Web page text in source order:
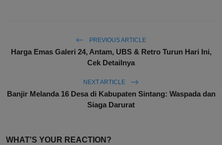
PREVIOUS ARTICLE
Harga Emas Galeri 24, Antam, UBS & Retro Turun Hari Ini,
Cek Detailnya
NEXT ARTICLE
Banjir Melanda 16 Desa di Kabupaten Sintang: Waspada dan
Siaga Darurat
WHAT'S YOUR REACTION?